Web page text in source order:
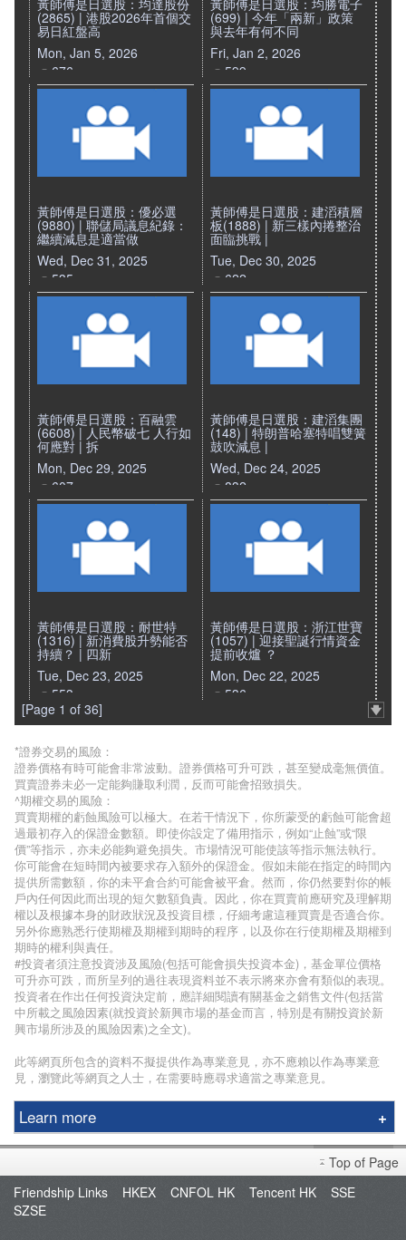
黃師傅是日選股：均達股份
(2865) | 港股2026年首個交
易日紅盤高
Mon, Jan 5, 2026
676
黃師傅是日選股：均勝電子
(699) | 今年「兩新」政策
與去年有何不同
Fri, Jan 2, 2026
599
黃師傅是日選股：優必選
(9880) | 聯儲局議息紀錄：
繼續減息是適當做
Wed, Dec 31, 2025
535
黃師傅是日選股：建滔積層
板(1888) | 新三樣內捲整治
面臨挑戰 |
Tue, Dec 30, 2025
622
黃師傅是日選股：百融雲
(6608) | 人民幣破七 人行如
何應對 | 拆
Mon, Dec 29, 2025
607
黃師傅是日選股：建滔集團
(148) | 特朗普哈塞特唱雙簧
鼓吹減息 |
Wed, Dec 24, 2025
832
黃師傅是日選股：耐世特
(1316) | 新消費股升勢能否
持續？ | 四新
Tue, Dec 23, 2025
553
黃師傅是日選股：浙江世寶
(1057) | 迎接聖誕行情資金
提前收爐 ？
Mon, Dec 22, 2025
536
[Page 1 of 36]
*證券交易的風險：
證券價格有時可能會非常波動。證券價格可升可跌，甚至變成毫無價值。
買賣證券未必一定能夠賺取利潤，反而可能會招致損失。
^期權交易的風險：
買賣期權的虧蝕風險可以極大。在若干情況下，你所蒙受的虧蝕可能會超
過最初存入的保證金數額。即使你設定了備用指示，例如“止蝕”或“限
價”等指示，亦未必能夠避免損失。市場情況可能使該等指示無法執行。
你可能會在短時間內被要求存入額外的保證金。假如未能在指定的時間內
提供所需數額，你的未平倉合約可能會被平倉。然而，你仍然要對你的帳
戶內任何因此而出現的短欠數額負責。因此，你在買賣前應研究及理解期
權以及根據本身的財政狀況及投資目標，仔細考慮這種買賣是否適合你。
另外你應熟悉行使期權及期權到期時的程序，以及你在行使期權及期權到
期時的權利與責任。
#投資者須注意投資涉及風險(包括可能會損失投資本金)，基金單位價格
可升亦可跌，而所呈列的過往表現資料並不表示將來亦會有類似的表現。
投資者在作出任何投資決定前，應詳細閱讀有關基金之銷售文件(包括當
中所載之風險因素(就投資於新興市場的基金而言，特別是有關投資於新
興市場所涉及的風險因素)之全文)。
此等網頁所包含的資料不擬提供作為專業意見，亦不應賴以作為專業意
見，瀏覽此等網頁之人士，在需要時應尋求適當之專業意見。
Learn more
Phillip Securities Group
Branches
Join Us
Top of Page
Friendship Links
HKEX CNFOL HK Tencent HK
SSE
SZSE